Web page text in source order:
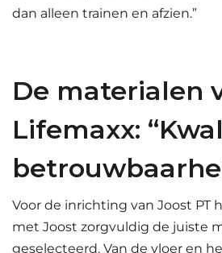
dan alleen trainen en afzien.”
De materialen
Lifemaxx:
Voor de inrichting van Joost PT
met Joost zorgvuldig de juiste
geselecteerd. Van de vloer en